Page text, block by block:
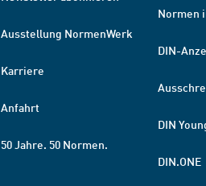
Ausstellung NormenWerk
Karriere
Anfahrt
50 Jahre. 50 Normen.
Normen
DIN-
DIN
DIN.ONE